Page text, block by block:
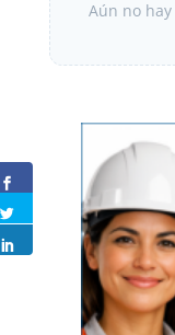
Aún no